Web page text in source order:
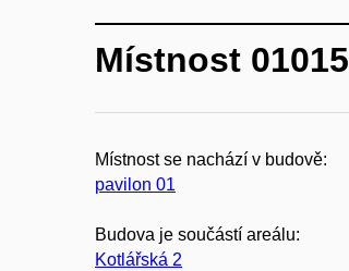
Místnost 01015
Místnost se nachází v budově:
pavilon 01
Budova je součástí areálu:
Kotlářská 2